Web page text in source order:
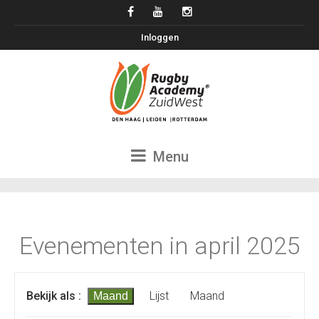
Inloggen
Menu
Evenementen in april 2025
Evenementen
Zoeken
Evenement
Bekijk als Maand Lijst Maand